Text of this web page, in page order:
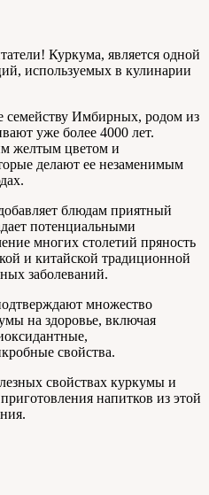
Куркума, является одной
используемых в кулинарии
семейству Имбирных, родом из
уже более 4000 лет.
желтым цветом и
делают ее незаменимым
блюдам приятный
потенциальными
многих столетий пряность
и китайской традиционной
заболеваний.
множество
на здоровье, включая
свойства.
свойствах куркумы и
напитков из этой